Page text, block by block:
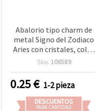
Abalorio tipo charm de
metal Signo del Zodiaco
Aries con cristales, color
plata, 11 mm, agujero de
manualidades
Sku: 106589
0.25€ 1-2 pieza
DESCUENTOS
PARA CANTIDAD